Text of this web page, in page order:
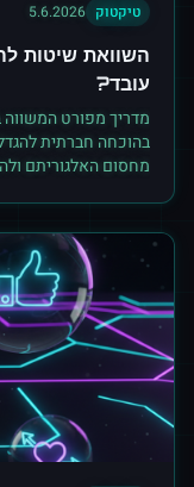
טיקטוק 5.6.2026
השוואת שיטות
עובד?
מדריך מפורט המשווה
בהוכחה חברתית
מחסום האלגוריתם